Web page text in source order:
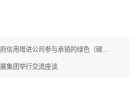
上一篇：全国首单｜天府信用增进公司参与承销的绿色（碳中和）债权融资计划成功发行
集团举行交流座谈